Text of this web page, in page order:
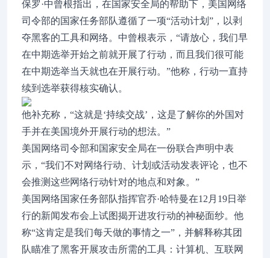
保罗·中曾根指出，在国家安全局的帮助下，美国网络
司令部的国家任务部队遵循了一项“活动计划”，以剥
夺黑客的工具和网络。中曾根表示，“请放心，我们早
在中期选举开始之前就开展了行动，而且我们很可能
在中期选举当天就也在开展行动。”他称，行动一直持
续到选举获得核实确认。
他补充称，“这就是‘持续交战’，这是了解你的外国对
手并在美国境外开展行动的想法。”
美国网络司令部和国家安全局在一份联合声明中表
示，“我们不对网络行动、计划或活动发表评论，也不
会推测这些网络行动针对的地点和对象。”
美国网络国家任务部队指挥官乔·哈特曼在12月19日举
行的新闻发布会上试图揭开进攻行动的神秘面纱。他
称“这肯定是我们每天做的事情之一”，并解释称其团
队瞄准了黑客开展攻击所需的工具：计算机、互联网